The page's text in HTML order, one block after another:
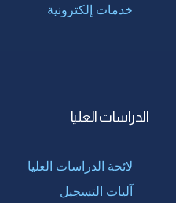
خدمات إلكترونية
الدراسات العليا
لائحة الدراسات العليا
آليات التسجيل